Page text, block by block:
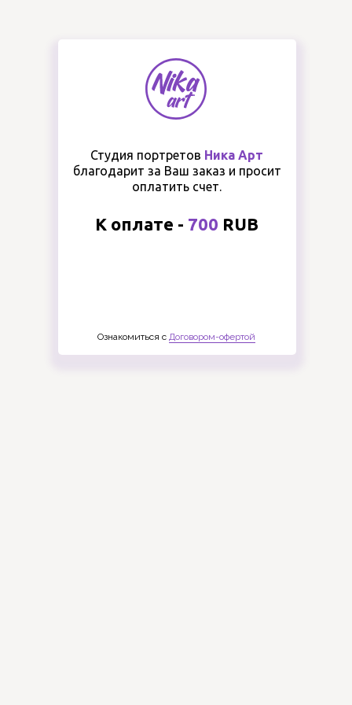
Студия портретов Ника Арт
благодарит за Ваш заказ и просит
оплатить счет.
К оплате - 700 RUB
Ознакомиться с Договором-офертой